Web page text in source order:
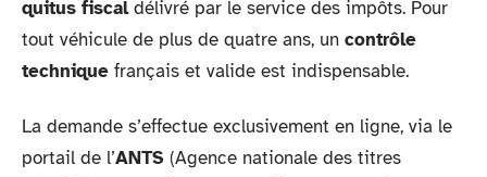
quitus fiscaldélivré par le service des impôts. Pour
tout véhicule de plus de quatre ans, un contrôle
technique français et valide est indispensable.
La demande s’effectue exclusivement en ligne, via le
portail de l’ANTS (Agence nationale des titres